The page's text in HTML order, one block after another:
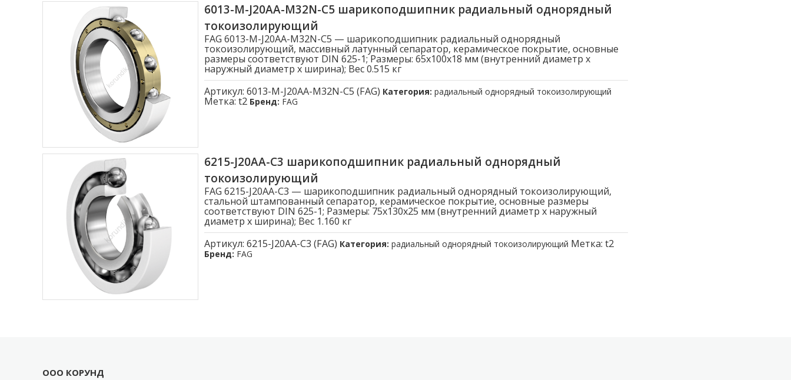
6013-M-J20AA-M32N-C5 шарикоподшипник радиальный однорядный
токоизолирующий
FAG 6013-M-J20AA-M32N-C5 — шарикоподшипник радиальный однорядный
токоизолирующий, массивный латунный сепаратор, керамическое покрытие, основные
размеры соответствуют DIN 625-1; Размеры: 65x100x18 мм (внутренний диаметр x
наружный диаметр x ширина); Вес 0.515 кг
Артикул: 6013-M-J20AA-M32N-C5 (FAG) Категория: радиальный однорядный токоизолирующий
Метка: t2 Бренд: FAG
6215-J20AA-C3 шарикоподшипник радиальный однорядный
токоизолирующий
FAG 6215-J20AA-C3 — шарикоподшипник радиальный однорядный токоизолирующий,
стальной штампованный сепаратор, керамическое покрытие, основные размеры
соответствуют DIN 625-1; Размеры: 75x130x25 мм (внутренний диаметр x наружный
диаметр x ширина); Вес 1.160 кг
Артикул: 6215-J20AA-C3 (FAG) Категория: радиальный однорядный токоизолирующий Метка: t2
Бренд: FAG
ООО КОРУНД